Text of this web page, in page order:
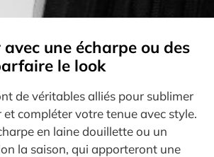
une écharpe ou des
le look
de véritables alliés pour sublimer
compléter votre tenue avec style.
en laine douillette ou un
la saison, qui apporteront une